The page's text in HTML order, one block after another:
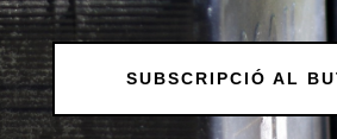
SUBSCRIPCIÓ AL